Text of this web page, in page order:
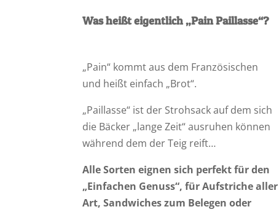
Was heißt eigentlich „Pain Paillasse“?
„Pain“ kommt aus dem Französischen
und heißt einfach „Brot“.
„Paillasse“ ist der Strohsack auf dem sich
die Bäcker „lange Zeit“ ausruhen können
während dem der Teig reift…
Alle Sorten eignen sich perfekt für den
„Einfachen Genuss“, für Aufstriche aller
Art, Sandwiches zum Belegen oder